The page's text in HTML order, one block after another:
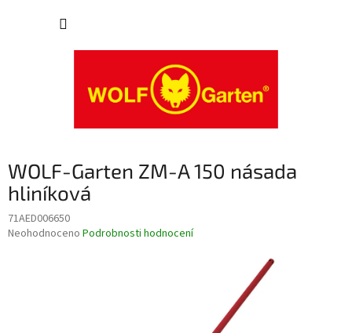
WOLF-Garten ZM-A 150 násada
hliníková
71AED006650
Průměrné
Neohodnoceno Podrobnosti hodnocení